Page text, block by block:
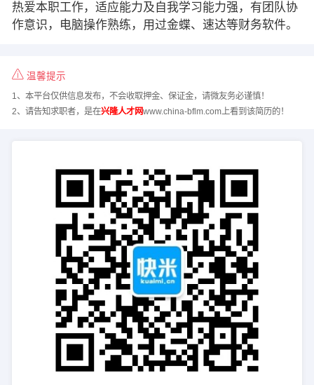
热爱本职工作，适应能力及自我学习能力强，有团队协
作意识，电脑操作熟练，用过金蝶、速达等财务软件。
温馨提示
1、本平台仅供信息发布，不会收取押金、保证金，请微友务必谨慎！
2、请告知求职者，是在兴隆人才网www.china-bflm.com上看到该简历的！